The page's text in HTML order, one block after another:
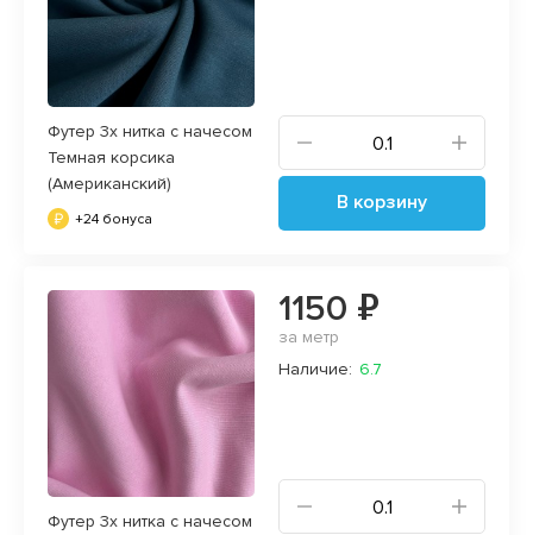
Футер 3х нитка с начесом
Темная корсика
(Американский)
+24 бонуса
В корзину
Футер 3х нитка с начесом
1150 ₽
за метр
Наличие: 6.7